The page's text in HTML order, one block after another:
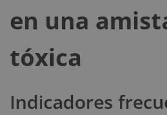
en una
tóxica
Indicadores